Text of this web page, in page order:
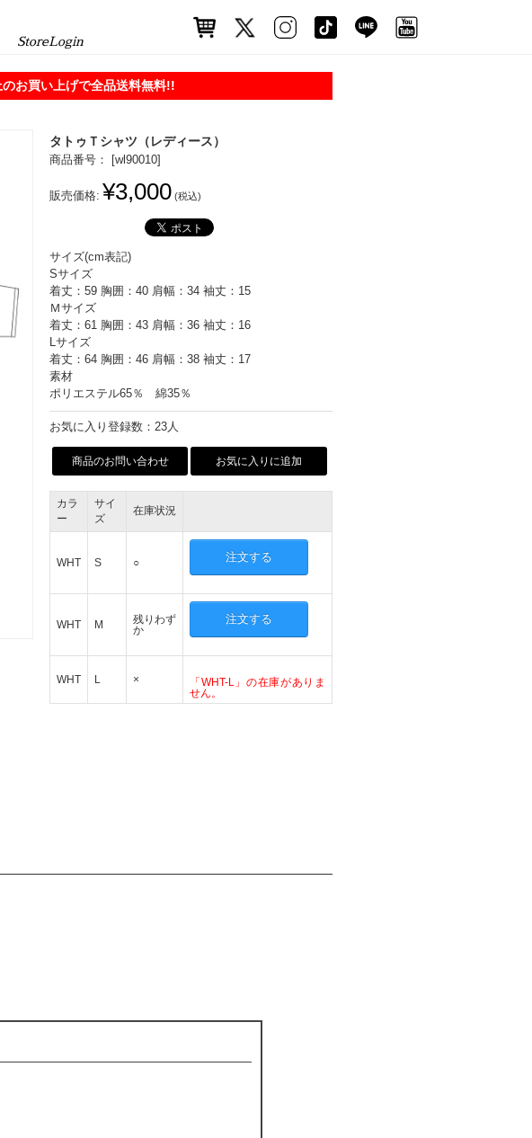
StoreLogin
のお買い上げで全品送料無料!!
タトゥＴシャツ（レディース）
商品番号： [wl90010]
販売価格: ¥3,000 (税込)
サイズ(cm表記)
Sサイズ
着丈：59 胸囲：40 肩幅：34 袖丈：15
Ｍサイズ
着丈：61 胸囲：43 肩幅：36 袖丈：16
Lサイズ
着丈：64 胸囲：46 肩幅：38 袖丈：17
素材
ポリエステル65％ 綿35％
お気に入り登録数：23人
商品のお問い合わせ お気に入りに追加
カラ
ー
サイ
ズ
在庫状況
WHT S ○ 注文する
WHT M
残りわず
か
注文する
WHT L ×
「WHT-L」の在庫がありま
せん。